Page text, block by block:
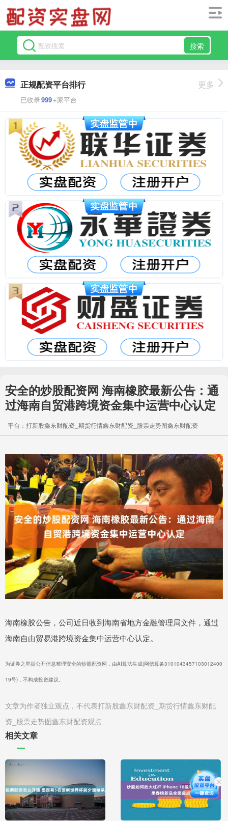
搜索
正规配资平台排行
已收录999+家平台
更多
安全的炒股配资网 海南橡胶最新公告：通
过海南自贸港跨境资金集中运营中心认定
平台：打新股鑫东财配资_期货行情鑫东财配资_股票走势图鑫东财配资
海南橡胶公告，公司近日收到海南省地方金融管理局文件，通过
海南自由贸易港跨境资金集中运营中心认定。
为证券之星据公开信息整理安全的炒股配资网，由AI算法生成(网信算备3101043457103012400
19号)，不构成投资建议。
文章为作者独立观点，不代表打新股鑫东财配资_期货行情鑫东财配
资_股票走势图鑫东财配资观点
相关文章